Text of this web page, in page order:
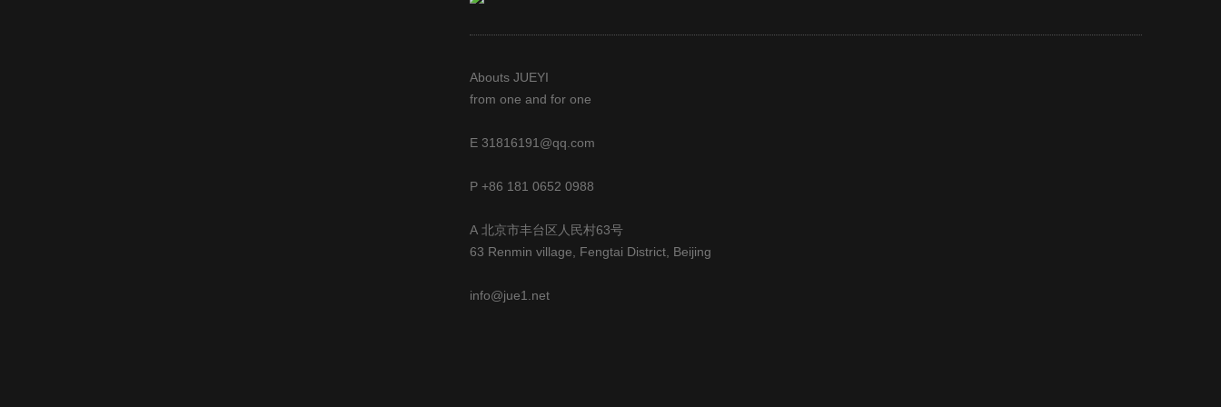
Abouts JUEYI
from one and for one
E 31816191@qq.com
P +86 181 0652 0988
A 北京市丰台区人民村63号
63 Renmin village, Fengtai District, Beijing
info@jue1.net